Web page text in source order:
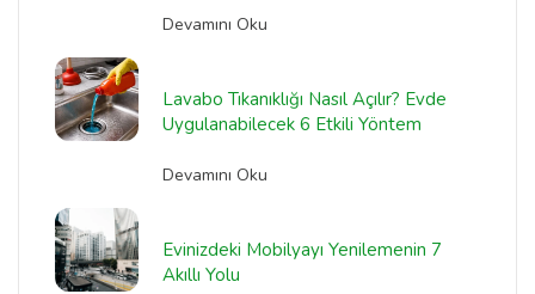
Devamını Oku
Lavabo Tıkanıklığı Nasıl Açılır? Evde
Uygulanabilecek 6 Etkili Yöntem
Devamını Oku
Evinizdeki Mobilyayı Yenilemenin 7
Akıllı Yolu